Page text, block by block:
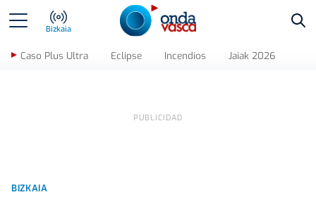
Bizkaia
Caso Plus Ultra Eclipse Incendios Jaiak 2026
BIZKAIA